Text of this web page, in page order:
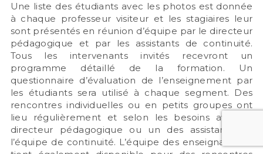
Une liste des étudiants avec les photos est donnée
à chaque professeur visiteur et les stagiaires leur
sont présentés en réunion d’équipe par le directeur
pédagogique et par les assistants de continuité.
Tous les intervenants invités recevront un
programme détaillé de la formation. Un
questionnaire d’évaluation de l’enseignement par
les étudiants sera utilisé à chaque segment. Des
rencontres individuelles ou en petits groupes ont
lieu régulièrement et selon les besoins avec le
directeur pédagogique ou un des assistants de
l’équipe de continuité. L’équipe des enseignants se